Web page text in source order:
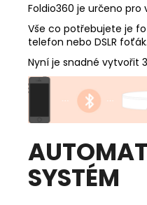
Foldio360 je určeno pro
Vše co potřebujete je
telefon nebo DSLR foťák.
Nyní je snadné vytvořit
SYSTÉM